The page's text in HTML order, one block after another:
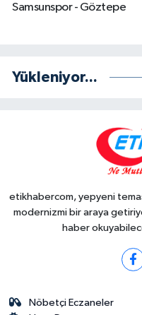
Samsunspor - Göztepe
Yükleniyor...
etikhabercom, yepyeni
modernizmi bir araya
haber
Nöbetçi Eczaneler